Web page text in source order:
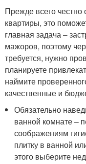
Прежде всего честно
квартиры, это
главная задача –
мажоров, поэтому
требуется, нужно
планируете
наймите
качественные и
Обязательно
ванной комнате –
соображениям
плитку в ванной
этого выберите